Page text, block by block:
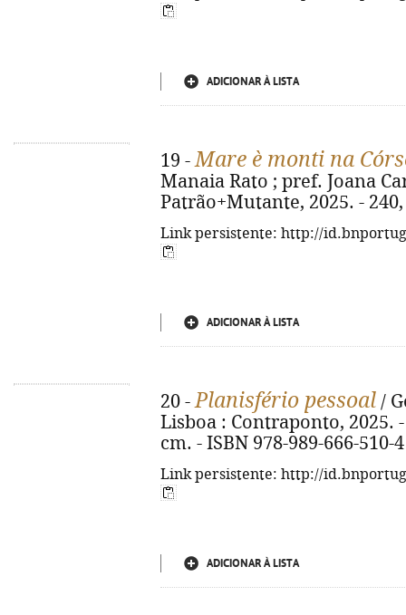
ADICIONAR À LISTA
19 -Mare è monti na
Manaia Rato ; pref. Joana
Patrão+Mutante, 2025. -
Link persistente: http://
ADICIONAR À LISTA
20 -Planisfério pessoal /
Lisboa : Contraponto, 2025.
cm. - ISBN 978-989-666-510-4
Link persistente: http://
ADICIONAR À LISTA